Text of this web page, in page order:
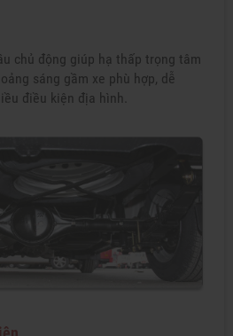
chủ động giúp hạ thấp trọng tâm
sáng gầm xe phù hợp, dễ
điều kiện địa hình.